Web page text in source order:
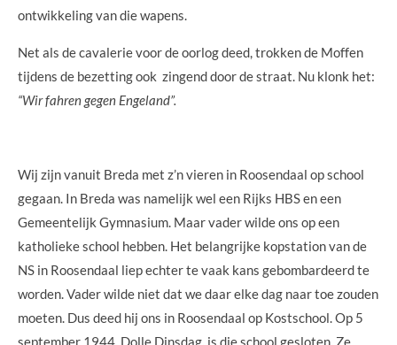
ontwikkeling van die wapens.
Net als de cavalerie voor de oorlog deed, trokken de Moffen
tijdens de bezetting ook zingend door de straat. Nu klonk het:
“Wir fahren gegen Engeland”.
Wij zijn vanuit Breda met z’n vieren in Roosendaal op school
gegaan. In Breda was namelijk wel een Rijks HBS en een
Gemeentelijk Gymnasium. Maar vader wilde ons op een
katholieke school hebben. Het belangrijke kopstation van de
NS in Roosendaal liep echter te vaak kans gebombardeerd te
worden. Vader wilde niet dat we daar elke dag naar toe zouden
moeten. Dus deed hij ons in Roosendaal op Kostschool. Op 5
september 1944, Dolle Dinsdag, is die school gesloten. Ze